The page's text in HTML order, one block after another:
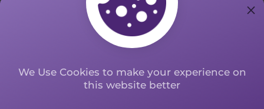
We Use Cookies to make your experience on
this website better
M
arbetat med transporter och andra
företags nära tjänstersedan 1965
Transportpoolen ger er resurser att